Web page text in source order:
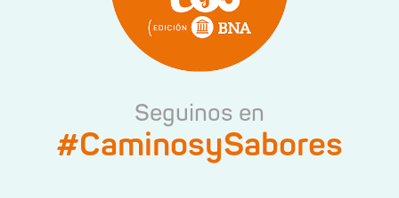
Seguinos en
#CaminosySabores